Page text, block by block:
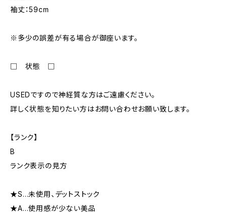
袖丈：59cm
※多少の誤差が有る場合が御座います。
□ 状態 □
USEDですので神経質な方はご遠慮ください。
詳しく状態を知りたい方はお問い合わせお願い致します。
【ランク】
B
ランク表示の見方
★S…未使用、デットストック
★A…使用感が少ない美品